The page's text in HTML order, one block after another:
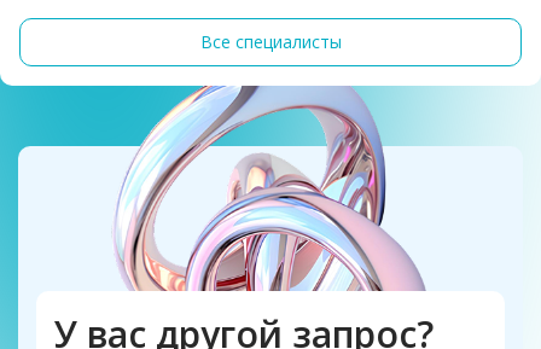
Все специалисты
У вас другой запрос?